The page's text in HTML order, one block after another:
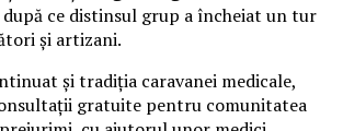
ce distinsul grup a încheiat un tur
și artizani.
și tradiția caravanei medicale,
gratuite pentru comunitatea